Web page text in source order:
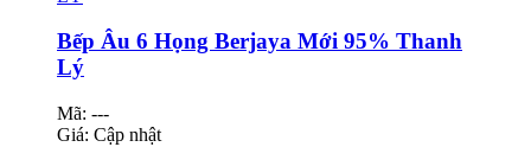
Bếp Âu 6 Họng Berjaya Mới 95% Thanh
Lý
Mã: ---
Giá: Cập nhật